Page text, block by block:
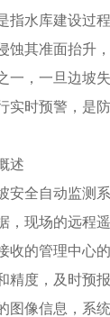
指水库建设过
蚀其准面抬升
一，一旦边坡
实时预警，是
述
全自动监测
，现场的远程
收的管理中心
精度，及时预
图像信息，系